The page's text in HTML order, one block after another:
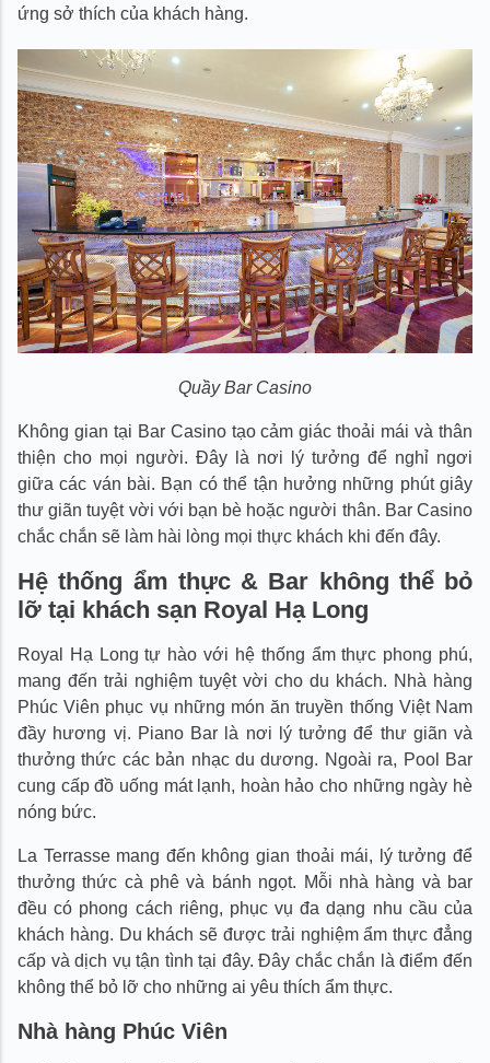
ứng sở thích của khách hàng.
Quầy Bar Casino
Không gian tại Bar Casino tạo cảm giác thoải mái và thân
thiện cho mọi người. Đây là nơi lý tưởng để nghỉ ngơi
giữa các ván bài. Bạn có thể tận hưởng những phút giây
thư giãn tuyệt vời với bạn bè hoặc người thân. Bar Casino
chắc chắn sẽ làm hài lòng mọi thực khách khi đến đây.
Hệ thống ẩm thực & Bar không thể bỏ
lỡ tại khách sạn Royal Hạ Long
Royal Hạ Long tự hào với hệ thống ẩm thực phong phú,
mang đến trải nghiệm tuyệt vời cho du khách. Nhà hàng
Phúc Viên phục vụ những món ăn truyền thống Việt Nam
đầy hương vị. Piano Bar là nơi lý tưởng để thư giãn và
thưởng thức các bản nhạc du dương. Ngoài ra, Pool Bar
cung cấp đồ uống mát lạnh, hoàn hảo cho những ngày hè
nóng bức.
La Terrasse mang đến không gian thoải mái, lý tưởng để
thưởng thức cà phê và bánh ngọt. Mỗi nhà hàng và bar
đều có phong cách riêng, phục vụ đa dạng nhu cầu của
khách hàng. Du khách sẽ được trải nghiệm ẩm thực đẳng
cấp và dịch vụ tận tình tại đây. Đây chắc chắn là điểm đến
không thể bỏ lỡ cho những ai yêu thích ẩm thực.
Nhà hàng Phúc Viên